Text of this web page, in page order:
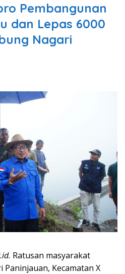
Pembangunan
dan Lepas 6000
Nagari
Ratusan masyarakat
Paninjauan, Kecamatan X